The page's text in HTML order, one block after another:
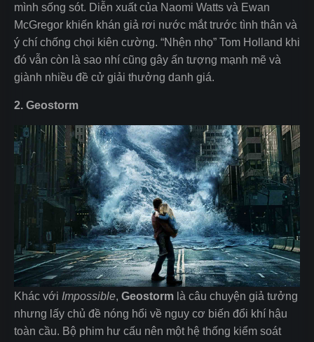
mình sống sót. Diễn xuất của Naomi Watts và Ewan
McGregor khiến khán giả rơi nước mắt trước tình thân và
ý chí chống chọi kiên cường. “Nhện nhọ” Tom Holland khi
đó vẫn còn là sao nhí cũng gây ấn tượng mạnh mẽ và
giành nhiều đề cử giải thưởng danh giá.
2. Geostorm
Khác với Impossible, Geostorm là câu chuyện giả tưởng
nhưng lấy chủ đề nóng hổi về nguy cơ biến đổi khí hậu
toàn cầu. Bộ phim hư cấu nên một hệ thống kiểm soát